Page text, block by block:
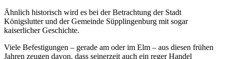
Ähnlich historisch wird es bei der Betrachtung der Stadt
Königslutter und der Gemeinde Süpplingenburg mit sogar
kaiserlicher Geschichte.
Viele Befestigungen – gerade am oder im Elm – aus diesen frühen
Jahren zeugen davon, dass seinerzeit auch ein reger Handel